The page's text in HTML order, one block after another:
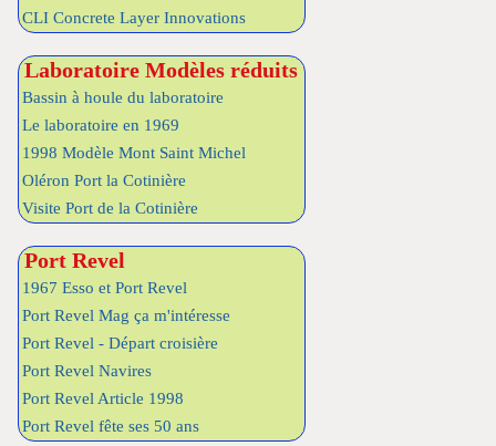
CLI Concrete Layer Innovations
Laboratoire Modèles réduits
Bassin à houle du laboratoire
Le laboratoire en 1969
1998 Modèle Mont Saint Michel
Oléron Port la Cotinière
Visite Port de la Cotinière
Port Revel
1967 Esso et Port Revel
Port Revel Mag ça m'intéresse
Port Revel - Départ croisière
Port Revel Navires
Port Revel Article 1998
Port Revel fête ses 50 ans